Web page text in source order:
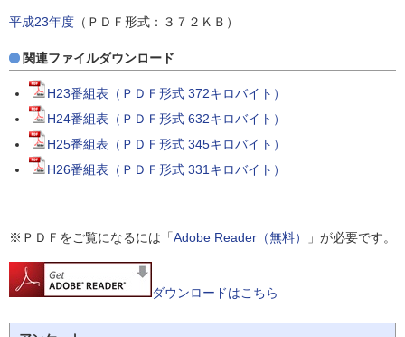
平成23年度 （ＰＤＦ形式：３７２ＫＢ）
関連ファイルダウンロード
H23番組表（ＰＤＦ形式 372キロバイト）
H24番組表（ＰＤＦ形式 632キロバイト）
H25番組表（ＰＤＦ形式 345キロバイト）
H26番組表（ＰＤＦ形式 331キロバイト）
※ＰＤＦをご覧になるには「Adobe Reader（無料） 」が必要です。
ダウンロードはこちら